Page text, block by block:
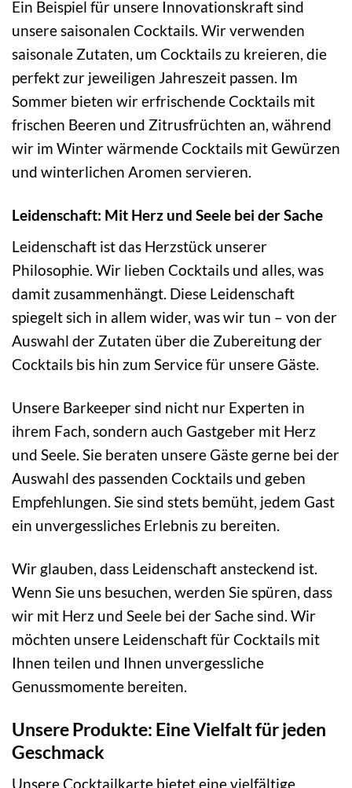
Ein Beispiel für unsere Innovationskraft sind
unsere saisonalen Cocktails. Wir verwenden
saisonale Zutaten, um Cocktails zu kreieren, die
perfekt zur jeweiligen Jahreszeit passen. Im
Sommer bieten wir erfrischende Cocktails mit
frischen Beeren und Zitrusfrüchten an, während
wir im Winter wärmende Cocktails mit Gewürzen
und winterlichen Aromen servieren.
Leidenschaft: Mit Herz und Seele bei der Sache
Leidenschaft ist das Herzstück unserer
Philosophie. Wir lieben Cocktails und alles, was
damit zusammenhängt. Diese Leidenschaft
spiegelt sich in allem wider, was wir tun – von der
Auswahl der Zutaten über die Zubereitung der
Cocktails bis hin zum Service für unsere Gäste.
Unsere Barkeeper sind nicht nur Experten in
ihrem Fach, sondern auch Gastgeber mit Herz
und Seele. Sie beraten unsere Gäste gerne bei der
Auswahl des passenden Cocktails und geben
Empfehlungen. Sie sind stets bemüht, jedem Gast
ein unvergessliches Erlebnis zu bereiten.
Wir glauben, dass Leidenschaft ansteckend ist.
Wenn Sie uns besuchen, werden Sie spüren, dass
wir mit Herz und Seele bei der Sache sind. Wir
möchten unsere Leidenschaft für Cocktails mit
Ihnen teilen und Ihnen unvergessliche
Genussmomente bereiten.
Unsere Produkte: Eine Vielfalt für jeden
Geschmack
Unsere Cocktailkarte bietet eine vielfältige